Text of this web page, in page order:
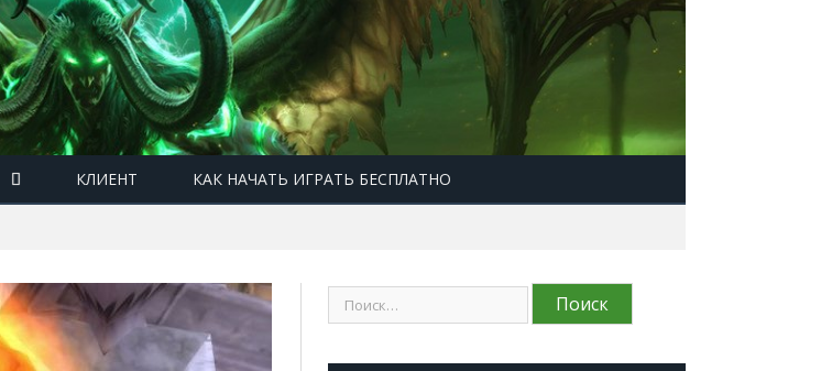
КЛИЕНТ КАК НАЧАТЬ ИГРАТЬ БЕСПЛАТНО